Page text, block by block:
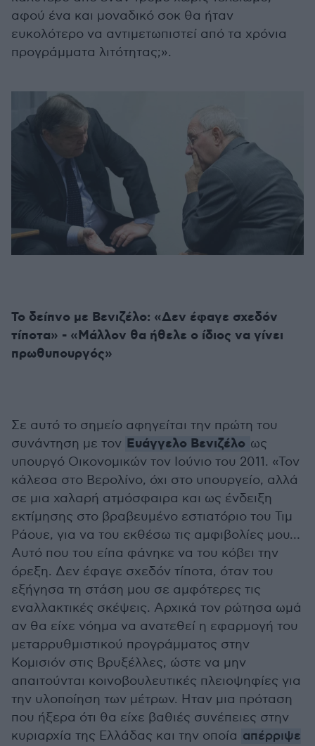
αφού ένα και μοναδικό σοκ θα ήταν
ευκολότερο να αντιμετωπιστεί από τα χρόνια
προγράμματα λιτότητας;».
Το δείπνο με Βενιζέλο: «Δεν έφαγε σχεδόν
τίποτα» - «Μάλλον θα ήθελε ο ίδιος να γίνει
πρωθυπουργός»
Σε αυτό το σημείο αφηγείται την πρώτη του
συνάντηση με τον Ευάγγελο Βενιζέλο ως
υπουργό Οικονομικών τον Ιούνιο του 2011. «Τον
κάλεσα στο Βερολίνο, όχι στο υπουργείο, αλλά
σε μια χαλαρή ατμόσφαιρα και ως ένδειξη
εκτίμησης στο βραβευμένο εστιατόριο του Τιμ
Ράουε, για να του εκθέσω τις αμφιβολίες μου…
Αυτό που του είπα φάνηκε να του κόβει την
όρεξη. Δεν έφαγε σχεδόν τίποτα, όταν του
εξήγησα τη στάση μου σε αμφότερες τις
εναλλακτικές σκέψεις. Αρχικά τον ρώτησα ωμά
αν θα είχε νόημα να ανατεθεί η εφαρμογή του
μεταρρυθμιστικού προγράμματος στην
Κομισιόν στις Βρυξέλλες, ώστε να μην
απαιτούνται κοινοβουλευτικές πλειοψηφίες για
την υλοποίηση των μέτρων. Ηταν μια πρόταση
που ήξερα ότι θα είχε βαθιές συνέπειες στην
κυριαρχία της Ελλάδας και την οποία απέρριψε